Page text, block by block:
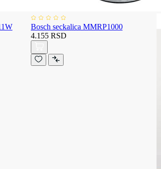
Bosch seckalica MMRP1000
4.155 RSD